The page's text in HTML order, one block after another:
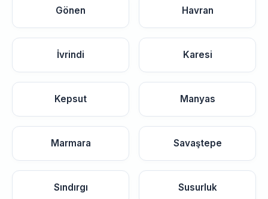
Gönen Havran
İvrindi Karesi
Kepsut Manyas
Marmara Savaştepe
Sındırgı Susurluk